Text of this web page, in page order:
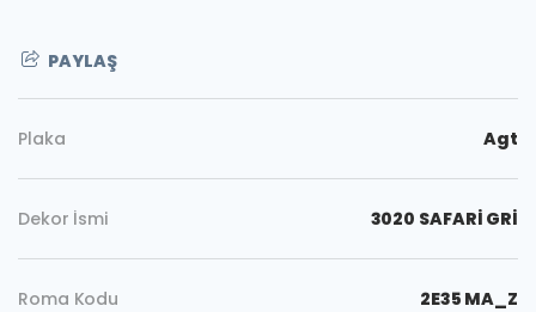
PAYLAŞ
Plaka Agt
Dekor İsmi 3020 SAFARİ GRİ
Roma Kodu 2E35 MA_Z